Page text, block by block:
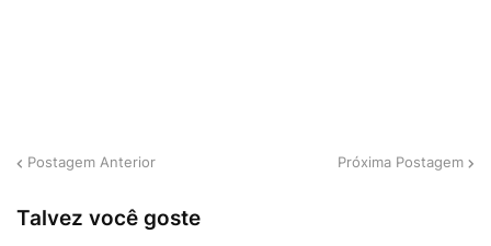
Postagem Anterior Próxima Postagem
Talvez você goste